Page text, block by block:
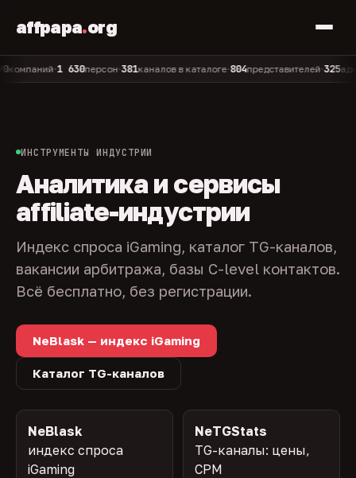
affpapa.org
•1 630персон•381каналов в каталоге•804представителей•325админов
ИНСТРУМЕНТЫ ИНДУСТРИИ
Аналитика и сервисы
affiliate-индустрии
Индекс спроса iGaming, каталог TG-каналов,
вакансии арбитража, базы C-level контактов.
Всё бесплатно, без регистрации.
NeBlask — индекс iGaming
Каталог TG-каналов
NeBlask
индекс спроса
iGaming
NeTGStats
TG-каналы: цены,
CPM